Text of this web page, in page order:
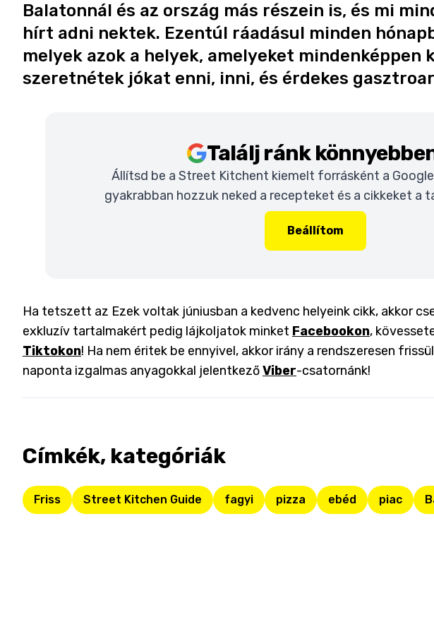
Balatonnál és az ország más részein is, és mi
hírt adni nektek. Ezentúl ráadásul minden
melyek azok a helyek, amelyeket mindenképpen
szeretnétek jókat enni, inni, és érdekes
Találj ránk
Állítsd be a Street Kitchent kiemelt forrásként a
gyakrabban hozzuk neked a recepteket és a cikkeket a
Beállítom
Ha tetszett az Ezek voltak júniusban a kedvenc helyeink cikk, akkor
exkluzív tartalmakért pedig lájkoljatok minket Facebookon,
Tiktokon! Ha nem éritek be ennyivel, akkor irány a rendszeresen
naponta izgalmas anyagokkal jelentkezőViber-csatornánk!
Címkék, kategóriák
Friss Street Kitchen Guide fagyi pizza ebéd piac